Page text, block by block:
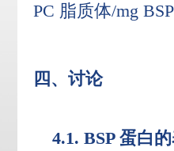
PC 脂质体/mg
四、讨论
4.1. BSP 蛋白